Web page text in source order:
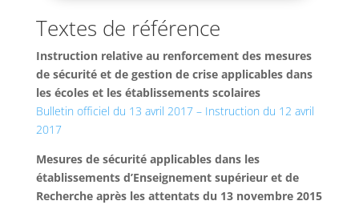
Textes de référence
Instruction relative au renforcement des mesures
de sécurité et de gestion de crise applicables dans
les écoles et les établissements scolaires
Bulletin officiel du 13 avril 2017 – Instruction du 12 avril
2017
Mesures de sécurité applicables dans les
établissements d’Enseignement supérieur et de
Recherche après les attentats du 13 novembre 2015